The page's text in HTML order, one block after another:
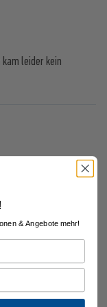
leider kein
& Angebote mehr!